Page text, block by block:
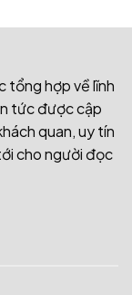
tổng hợp về lĩnh
tức được cập
quan, uy tín
cho người đọc